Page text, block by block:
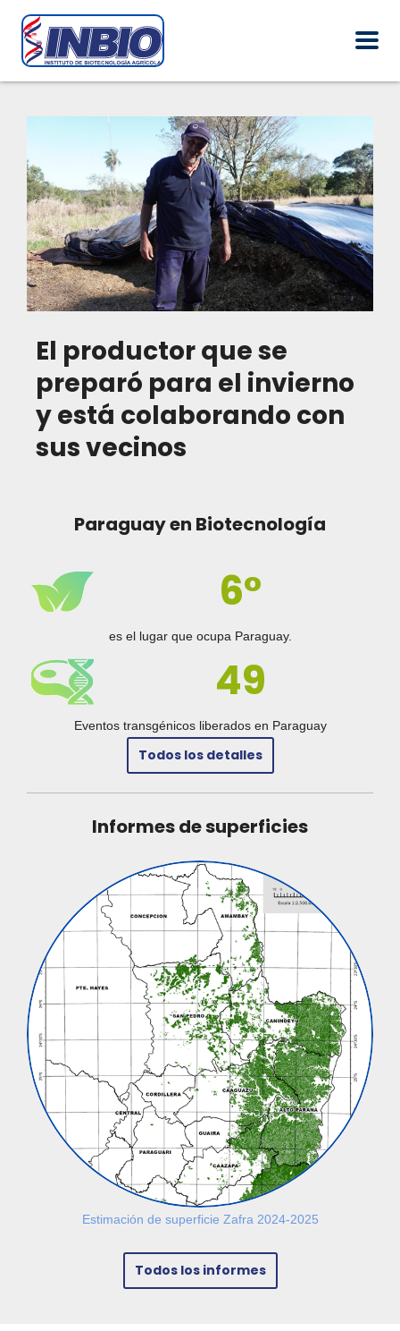
El productor que se
preparó para el invierno
y está colaborando con
sus vecinos
Paraguay en Biotecnología
6°
es el lugar que ocupa Paraguay.
49
Eventos transgénicos liberados en Paraguay
Todos los detalles
Informes de superficies
Estimación de superficie Zafra 2024-2025
Todos los informes